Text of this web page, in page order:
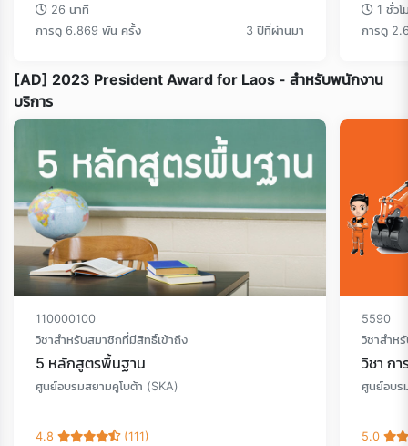
26 นาที
การดู 6.869 พัน ครั้ง
3 ปีที่ผ่านมา
1 ชั่ว
การดู
[AD] 2023 President Award for Laos - สำหรับพนักงาน
บริการ
110000100
วิชาสำหรับสมาชิกที่มีสิทธิ์เข้าถึง
5 หลักสูตรพื้นฐาน
ศูนย์อบรมสยามคูโบต้า (SKA)
4.8
(111)
5590
วิชาสำห
วิชา ก
ศูนย์อบร
5.0